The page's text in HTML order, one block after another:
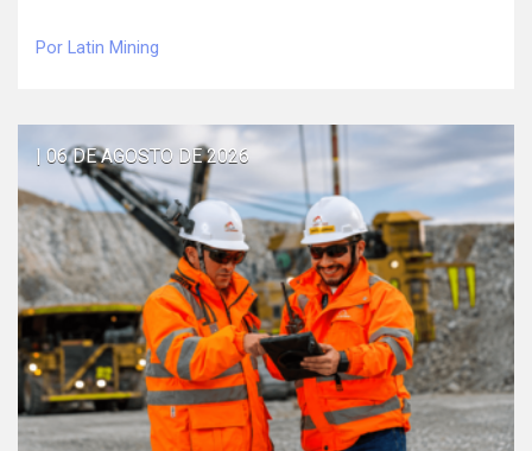
Por Latin Mining
| 06 DE AGOSTO DE 2026